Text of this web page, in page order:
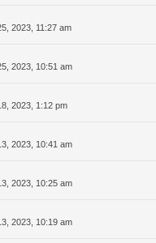
2023, 11:27 am
2023, 10:51 am
2023, 1:12 pm
2023, 10:41 am
2023, 10:25 am
2023, 10:19 am